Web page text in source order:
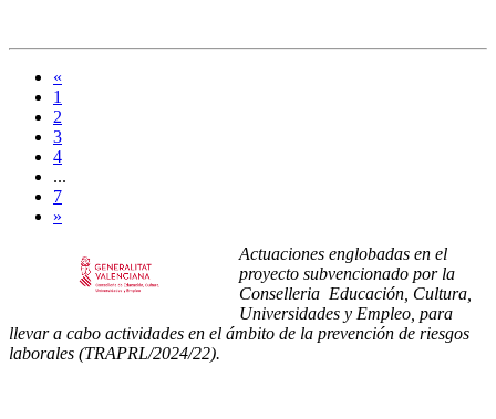
«
1
2
3
4
...
7
»
Actuaciones englobadas en el
proyecto subvencionado por la
Conselleria Educación, Cultura,
Universidades y Empleo, para
llevar a cabo actividades en el ámbito de la prevención de riesgos
laborales (TRAPRL/2024/22).